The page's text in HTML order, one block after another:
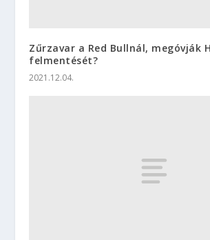
Zűrzavar a Red Bullnál, megóvják
felmentését?
2021.12.04.